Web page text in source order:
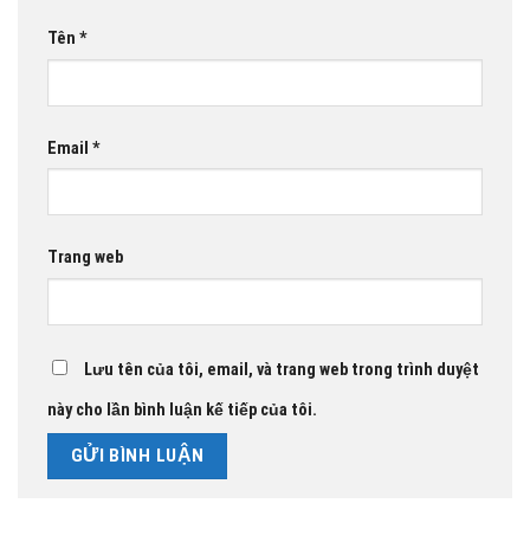
Tên *
Email *
Trang web
Lưu tên của tôi, email, và trang web trong trình duyệt
này cho lần bình luận kế tiếp của tôi.